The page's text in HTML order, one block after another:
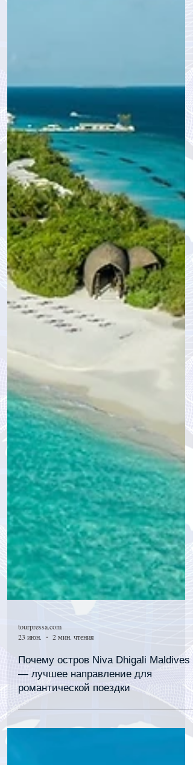
tourpressa.com
23 июн.
2 мин. чтения
Почему остров Niva Dhigali Maldives
— лучшее направление для